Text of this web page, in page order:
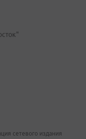
сетевого издания